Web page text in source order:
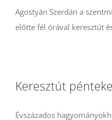
Agostyán Szerdán a
előtte fél órával keresztút
Keresztút
Évszázados